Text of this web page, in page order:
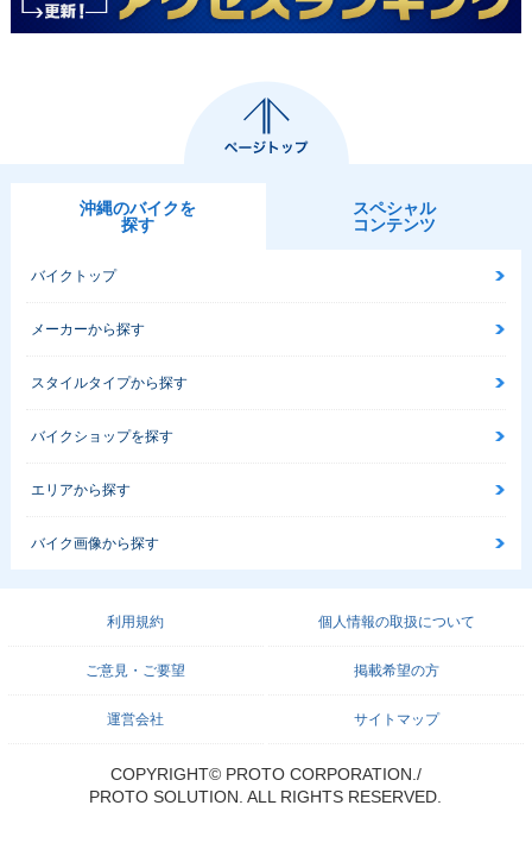
沖縄のバイクを
探す
スペシャル
コンテンツ
バイクトップ
メーカーから探す
スタイルタイプから探す
バイクショップを探す
エリアから探す
バイク画像から探す
利用規約 個人情報の取扱について
ご意見・ご要望 掲載希望の方
運営会社 サイトマップ
COPYRIGHT© PROTO CORPORATION./
PROTO SOLUTION. ALL RIGHTS RESERVED.